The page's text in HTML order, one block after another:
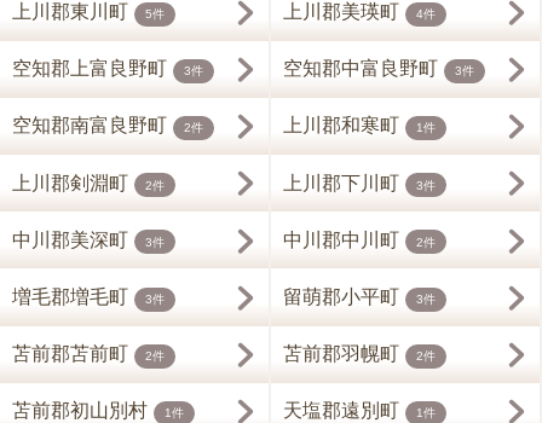
上川郡東川町 5件 上川郡美瑛町 4件
空知郡上富良野町 3件 空知郡中富良野町 3件
空知郡南富良野町 2件 上川郡和寒町 1件
上川郡剣淵町 2件 上川郡下川町 3件
中川郡美深町 3件 中川郡中川町 2件
増毛郡増毛町 3件 留萌郡小平町 3件
苫前郡苫前町 2件 苫前郡羽幌町 2件
苫前郡初山別村 1件 天塩郡遠別町 1件